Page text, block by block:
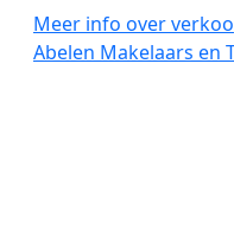
Meer info over
Abelen Makelaars en